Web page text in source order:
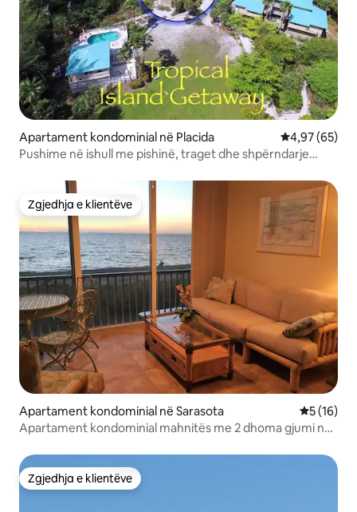
Apartament kondominial në Placida Vlerësimi
4,97 (65)
Pushime në ishull me pishinë, traget dhe shpërndarje
Zgjedhja e klientëve
Zgjedhja e klientëve
Apartament kondominial në Sarasota Vlerësimi
5 (16)
Apartament kondominial mahnitës me 2 dhoma gjumi në
Zgjedhja e klientëve
Zgjedhja e klientëve